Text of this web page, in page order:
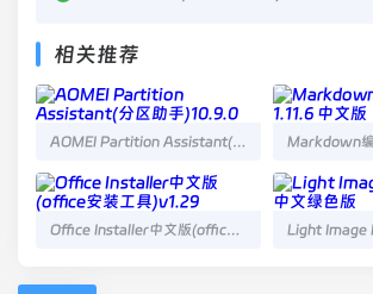
相关推荐
AOMEI Partition Assistant(分区助手)10.9.0
Office Installer中文版(office安装工具)v1.29